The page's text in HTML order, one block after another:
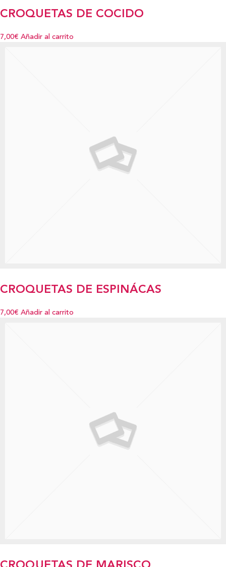
CROQUETAS DE COCIDO
7,00€ Añadir al carrito
CROQUETAS DE ESPINÁCAS
7,00€ Añadir al carrito